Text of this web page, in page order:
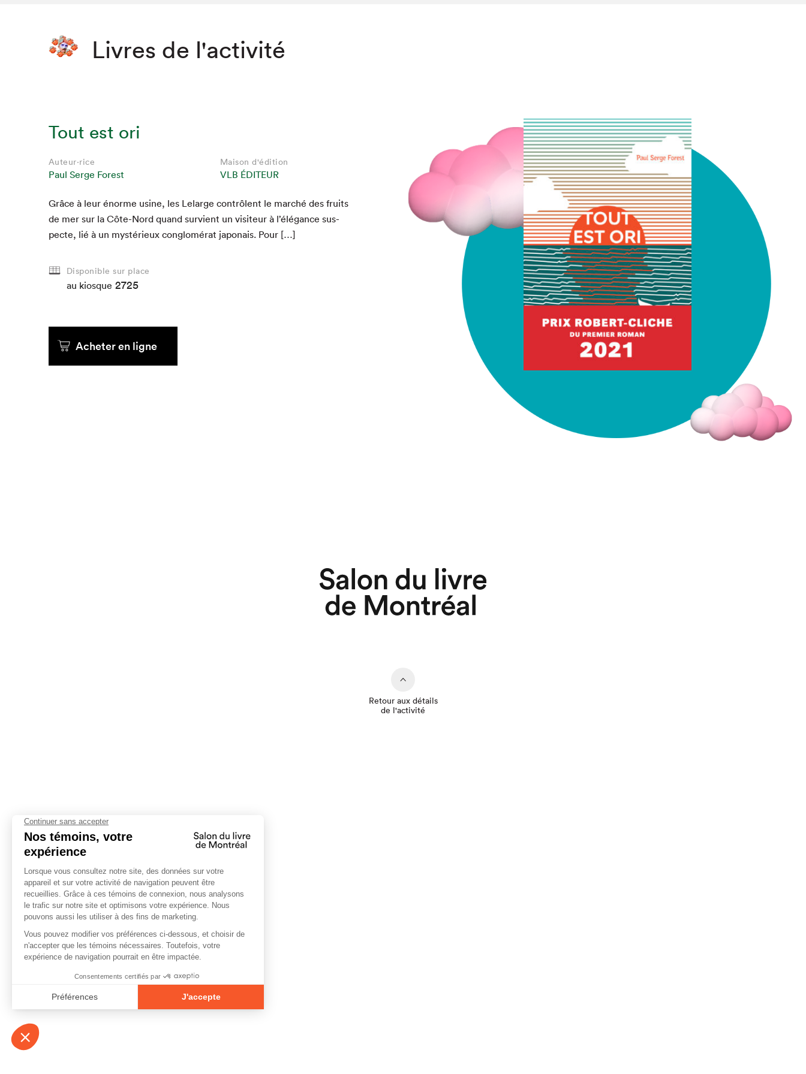
Que cherchez-vous?
Livres de l'activité
Tout est ori
Auteur·rice
Paul Serge Forest
Maison d'édition
VLB ÉDITEUR
Grâce à leur énorme usine, les Lelarge con­trô­lent le marché des fruits
de mer sur la Côte-Nord quand survient un vis­i­teur à l’élégance sus­
pecte, lié à un mys­térieux con­glomérat japon­ais. Pour […]
Disponible sur place
au kiosque 2725
Acheter en ligne
Retour aux détails
de l'activité